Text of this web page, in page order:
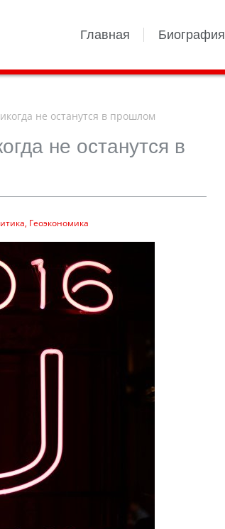
Главная Биография
не останутся в прошлом
не останутся в
Геоэкономика